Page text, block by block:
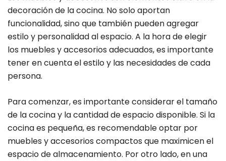
decoración de la cocina. No solo aportan
funcionalidad, sino que también pueden agregar
estilo y personalidad al espacio. A la hora de elegir
los muebles y accesorios adecuados, es importante
tener en cuenta el estilo y las necesidades de cada
persona.
Para comenzar, es importante considerar el tamaño
de la cocina y la cantidad de espacio disponible. Si la
cocina es pequeña, es recomendable optar por
muebles y accesorios compactos que maximicen el
espacio de almacenamiento. Por otro lado, en una